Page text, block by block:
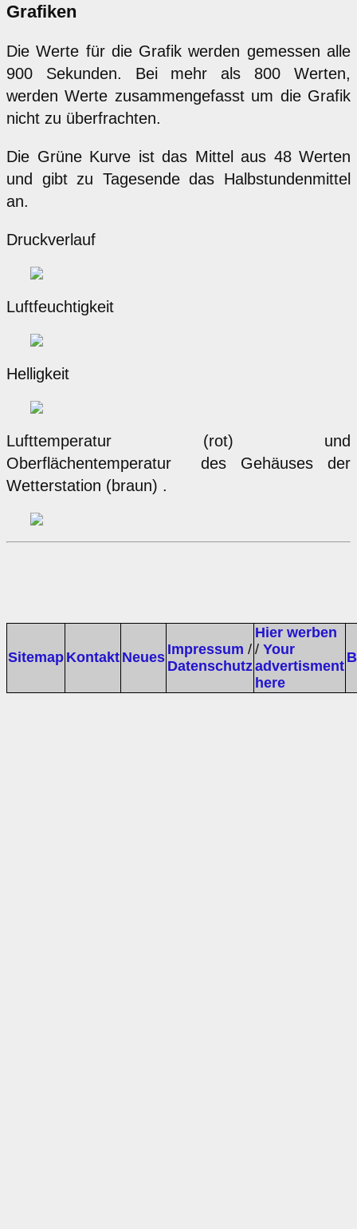
Grafiken
Die Werte für die Grafik werden gemessen alle
900 Sekunden. Bei mehr als 800 Werten,
werden Werte zusammengefasst um die Grafik
nicht zu überfrachten.
Die Grüne Kurve ist das Mittel aus 48 Werten
und gibt zu Tagesende das Halbstundenmittel
an.
Druckverlauf
Luftfeuchtigkeit
Helligkeit
Lufttemperatur (rot) und
Oberflächentemperatur des Gehäuses der
Wetterstation (braun) .
Sitemap Kontakt Neues Impressum /
Datenschutz
Hier werben
/ Your
advertisment
here